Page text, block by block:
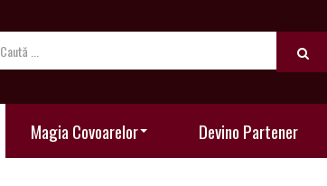
Magia Covoarelor Devino Partener